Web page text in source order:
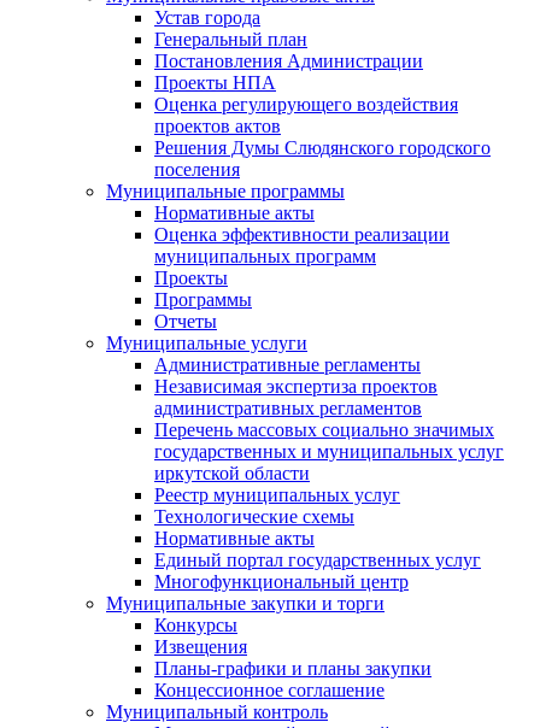
Устав города
Генеральный план
Постановления Администрации
Проекты НПА
Оценка регулирующего воздействия
проектов актов
Решения Думы Слюдянского городского
поселения
Муниципальные программы
Нормативные акты
Оценка эффективности реализации
муниципальных программ
Проекты
Программы
Отчеты
Муниципальные услуги
Административные регламенты
Независимая экспертиза проектов
административных регламентов
Перечень массовых социально значимых
государственных и муниципальных услуг
иркутской области
Реестр муниципальных услуг
Технологические схемы
Нормативные акты
Единый портал государственных услуг
Многофункциональный центр
Муниципальные закупки и торги
Конкурсы
Извещения
Планы-графики и планы закупки
Концессионное соглашение
Муниципальный контроль